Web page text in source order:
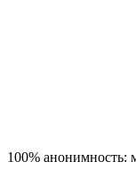
100% анонимность: